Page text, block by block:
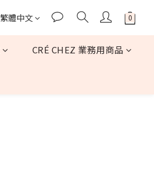
繁體中文
CRÉ CHEZ 業務用商品